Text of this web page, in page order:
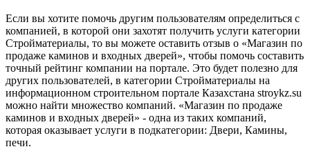
Если вы хотите помочь другим пользователям определиться с
компанией, в которой они захотят получить услуги категории
Стройматериалы, то вы можете оставить отзыв о «Магазин по
продаже каминов и входных дверей», чтобы помочь составить
точный рейтинг компании на портале. Это будет полезно для
других пользователей, в категории Стройматериалы на
информационном строительном портале Казахстана stroykz.su
можно найти множество компаний. «Магазин по продаже
каминов и входных дверей» - одна из таких компаний,
которая оказывает услуги в подкатегории: Двери, Камины,
печи.